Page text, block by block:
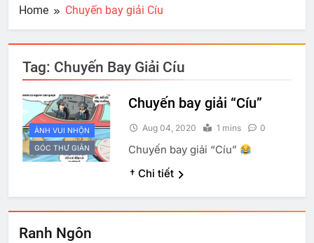
Home Chuyến bay giải Cíu
Ranh Ngôn
Tag: Chuyến Bay Giải Cíu
ẢNH VUI NHỘN
GÓC THƯ GIÃN
Chuyến bay giải “Cíu”
Aug 04, 2020 1 mins 0
Chuyến bay giải “Cíu”
† Chi tiết